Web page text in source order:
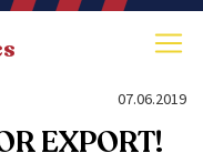
07.06.2019
EXPORT!